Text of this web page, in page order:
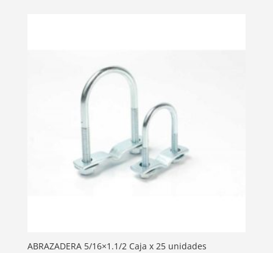
ABRAZADERA 5/16×1.1/2 Caja x 25 unidades